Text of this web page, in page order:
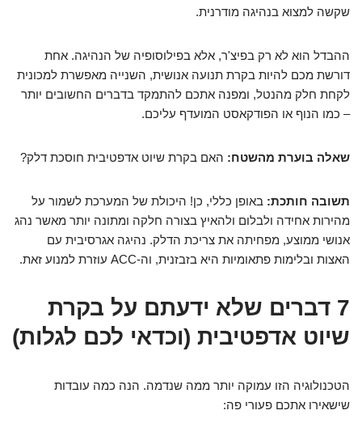
שקשה למצוא בנהיגה מודרנית.
ההבדל הוא לא רק בפיצ'ר, אלא בפילוסופיה של הנהיגה. אחת
דורשת מכם להיות בקרת תנועה אנושית, השנייה מאפשרת למכונית
לקחת חלק מהנטל, ומפנה אתכם להתמקד בדברים החשובים יותר
– כמו הנוף או הפודקאסט המועדף עליכם.
שאלה בוערת מהשטח: האם בקרת שיוט אדפטיבית חוסכת דלק?
תשובה חותכת: באופן כללי, כן! היכולת של המערכת לשמור על
מהירות אחידה ולבלום ולהאיץ בצורה חלקה ומתונה יותר מאשר נהג
אנושי ממוצע, מפחיתה את צריכת הדלק. נהיגה אגרסיבית עם
האצות ובלימות פתאומיות היא בזבזנית, וה-ACC עוזרת למנוע זאת.
7 דברים שלא ידעתם על בקרת
שיוט אדפטיבית (וכדאי לכם לגלות)
הטכנולוגיה הזו עמוקה יותר ממה שנדמה. הנה כמה עובדות
שישאירו אתכם פעורי פה: